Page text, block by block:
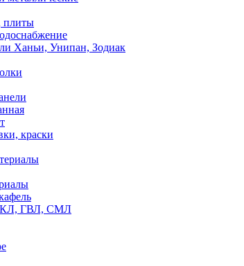
плиты
Ханьи, Унипан, Зодиак
краски
ГВЛ, СМЛ